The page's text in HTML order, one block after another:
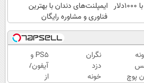
گردونه شانس بدون پوچ با 1000دلار ایمپلنت‌های دندان با بهترین
فناوری و مشاوره رایگان
پوچ
نگران
دزد
خونه
PS5 و
آیفون17
از